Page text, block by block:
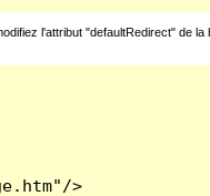
l'attribut "defaultRedirect" de
>